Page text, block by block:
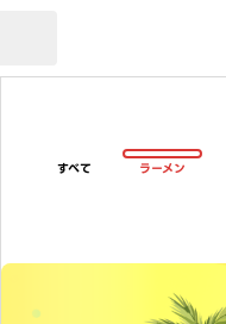
すべて ラーメン
超ゴイゴイヤスー夏祭